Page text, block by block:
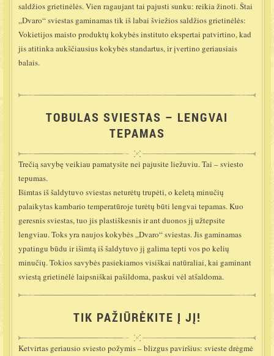
saldžios grietinėlės. Vien ragaujant tai pajusti sunku: reikia žinoti. Štai
„Dvaro“ sviestas gaminamas tik iš labai šviežios saldžios grietinėlės:
Vokietijos maisto produktų kokybės instituto ekspertai patvirtino, kad
jis atitinka aukščiausius kokybės standartus, ir įvertino geriausiais
balais.
TOBULAS SVIESTAS – LENGVAI
TEPAMAS
Trečią savybę veikiau pamatysite nei pajusite liežuviu. Tai – sviesto
tepumas.
Išimtas iš šaldytuvo sviestas neturėtų trupėti, o keletą minučių
palaikytas kambario temperatūroje turėtų būti lengvai tepamas. Kuo
geresnis sviestas, tuo jis plastiškesnis ir ant duonos jį užtepsite
lengviau. Toks yra naujos kokybės „Dvaro“ sviestas. Jis gaminamas
ypatingu būdu ir išimtą iš šaldytuvo jį galima tepti vos po kelių
minučių. Tokios savybės pasiekiamos visiškai natūraliai, kai gaminant
sviestą grietinėlė laipsniškai pašildoma, paskui vėl atšaldoma.
TIK PAŽIŪRĖKITE Į JĮ!
Ketvirtas geriausio sviesto požymis – blizgus paviršius: svieste drėgmė